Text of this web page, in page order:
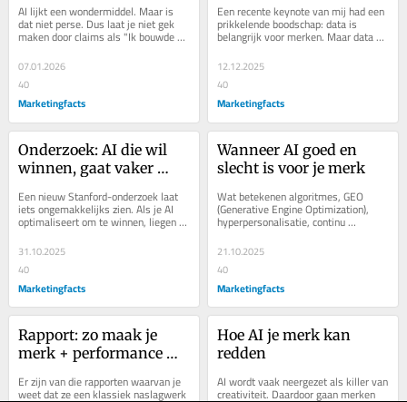
AI lijkt een wondermiddel. Maar is
dat niet perse. Dus laat je niet gek
maken door claims als "Ik bouwde
07.01.2026
40
Marketingfacts
Een recente keynote van mij had een
prikkelende boodschap: data is
belangrijk voor merken. Maar data
heeft een fikse valkuil, waar veel
marketeers...
12.12.2025
40
Marketingfacts
Onderzoek: AI die wil
winnen, gaat vaker
Een nieuw Stanford-onderzoek laat
iets ongemakkelijks zien. Als je AI
optimaliseert om te winnen, liegen
LLM's vaker. Kleine stijgingen in
resultaat...
31.10.2025
40
Marketingfacts
Wanneer AI goed en
slecht is voor je merk
Wat betekenen algoritmes, GEO
(Generative Engine Optimization),
hyperpersonalisatie, continu
aanpassingen en het aan elkaar
knopen van agents voor je...
21.10.2025
40
Marketingfacts
Rapport: zo maak je
merk + performance
Er zijn van die rapporten waarvan je
weet dat ze een klassiek naslagwerk
Hoe AI je merk kan
redden
AI wordt vaak neergezet als killer van
creativiteit. Daardoor gaan merken